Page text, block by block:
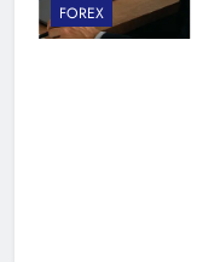
FOREX